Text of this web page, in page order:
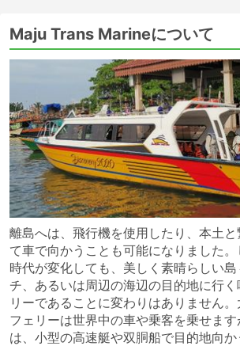
Maju Trans Marineについて
離島へは、飛行機を使用したり、本土
て車で向かうことも可能になりました
時代が変化しても、美しく素晴らしい
チ、あるいは周辺の海辺の目的地に行
リーであることに変わりはありません
フェリーは世界中の車や乗客を乗せま
は、小型の高速艇や双胴船で目的地向か